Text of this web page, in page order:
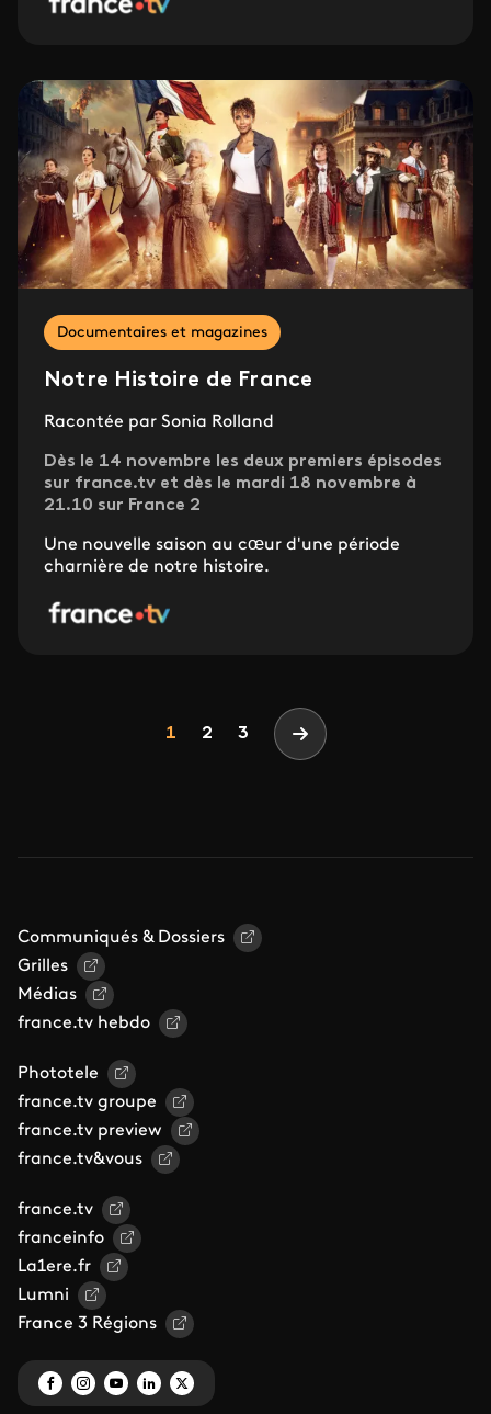
Documentaires et magazines
Notre Histoire de France
Racontée par Sonia Rolland
Dès le 14 novembre les deux premiers épisodes
sur france.tv et dès le mardi 18 novembre à
21.10 sur France 2
Une nouvelle saison au cœur d'une période
charnière de notre histoire.
Page
1 Page
2 Page
3 Page suivante
Communiqués & Dossiers
Grilles
Médias
france.tv hebdo
Phototele
france.tv groupe
france.tv preview
france.tv&vous
france.tv
franceinfo
La1ere.fr
Lumni
France 3 Régions